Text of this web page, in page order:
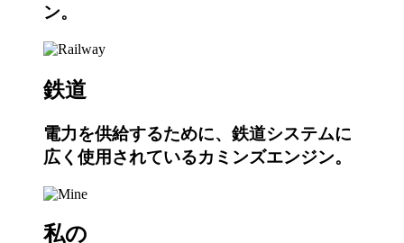
ン。
鉄道
電力を供給するために、鉄道システムに
広く使用されているカミンズエンジン。
私の